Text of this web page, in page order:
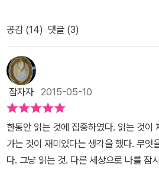
는데 왜 재수없게 아침부터 눈물바람아
그는 인생이 얼마나 평안하고 즐거우면
알고 싶어하지 않는 당대 이야기로 그런
싶기 때문이라고(13~14p) 했다. 거기엔
보인다. 또 어느만큼 읽어가다 보면 그는
직업에 대한 궁리를 할 수 밖에 없었는데
도 없고, 투자비가 거의 들지 않으면서
선택했다고(161p). 하지만 문제는 소설
것. 약간은 황당해 보이기도 하다. 소설
재주가 있다고 짐작했다. 이제는 그것이
믿는다. 한창훈은 그런 사람일 것이다. 삶
과 산문은 다르지 않았다. 한창훈이라는
었다. 『한창훈의 나는 왜 쓰는가』는 글
에 대한 책이다. 그가 사랑하는 바다, 섬,
한 애정의 표현이다. 그래서 더 친근하게
공간에서 그것과 하나 되어 살아온 삶으
이기에 말이다. 그 안에 글이 소설이 있
쯤 가라앉아 가는 배. 돌에 눌린 배추씨앗
언어의 싹을 틔워야 한다는 의미에서 그
공감 (14) 댓글 (3)
잠자자 2015-05-10
한동안 읽는 것에 집중하였다. 읽는 것이
가는 것이 재미있다는 생각을 했다. 무엇
다. 그냥 읽는 것. 다른 세상으로 나를 잠